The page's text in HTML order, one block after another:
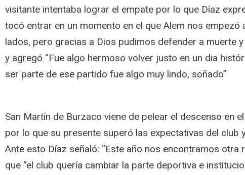
visitante intentaba lograr el empate por lo que Díaz
tocó entrar en un momento en el que Alem nos empezó
lados, pero gracias a Dios pudimos defender a muerte
y agregó “Fue algo hermoso volver justo en un dia
ser parte de ese partido fue algo muy lindo, soñado”
San Martín de Burzaco viene de pelear el descenso en
por lo que su presente superó las expectativas del club
Ante esto Díaz señaló: “Este año nos encontramos otra
que “el club quería cambiar la parte deportiva e